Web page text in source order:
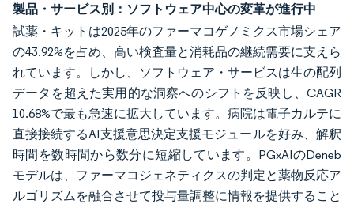
製品・サービス別：ソフトウェア中心の変革が進行中
試薬・キットは2025年のファーマコゲノミクス市場シェア
の43.92%を占め、高い検査量と消耗品の継続需要に支えら
れています。しかし、ソフトウェア・サービスは生の配列
データを超えた実用的な洞察へのシフトを反映し、CAGR
10.68%で最も急速に拡大しています。病院は電子カルテに
直接接続するAI支援意思決定支援モジュールを好み、解釈
時間を数時間から数分に短縮しています。PGxAIのDeneb
モデルは、ファーマコジェネティクスの判定と薬物反応ア
ルゴリズムを融合させて投与量調整に情報を提供すること